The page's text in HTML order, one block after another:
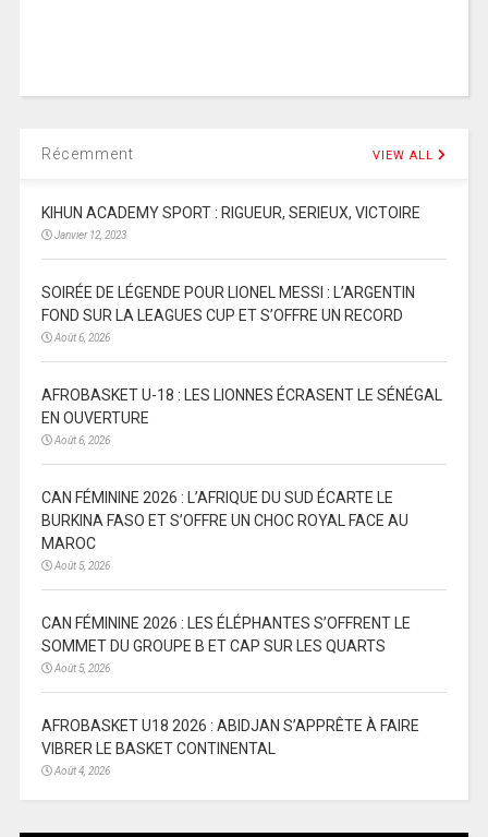
Récemment VIEW ALL
KIHUN ACADEMY SPORT : RIGUEUR, SERIEUX, VICTOIRE
Janvier 12, 2023
SOIRÉE DE LÉGENDE POUR LIONEL MESSI : L’ARGENTIN
FOND SUR LA LEAGUES CUP ET S’OFFRE UN RECORD
Août 6, 2026
AFROBASKET U-18 : LES LIONNES ÉCRASENT LE SÉNÉGAL
EN OUVERTURE
Août 6, 2026
CAN FÉMININE 2026 : L’AFRIQUE DU SUD ÉCARTE LE
BURKINA FASO ET S’OFFRE UN CHOC ROYAL FACE AU
MAROC
Août 5, 2026
CAN FÉMININE 2026 : LES ÉLÉPHANTES S’OFFRENT LE
SOMMET DU GROUPE B ET CAP SUR LES QUARTS
Août 5, 2026
AFROBASKET U18 2026 : ABIDJAN S’APPRÊTE À FAIRE
VIBRER LE BASKET CONTINENTAL
Août 4, 2026